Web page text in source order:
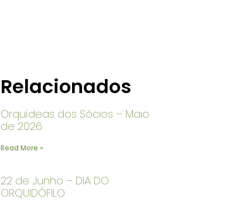
Relacionados
Orquídeas dos Sócios – Maio
de 2026
Read More »
22 de Junho – DIA DO
ORQUIDÓFILO